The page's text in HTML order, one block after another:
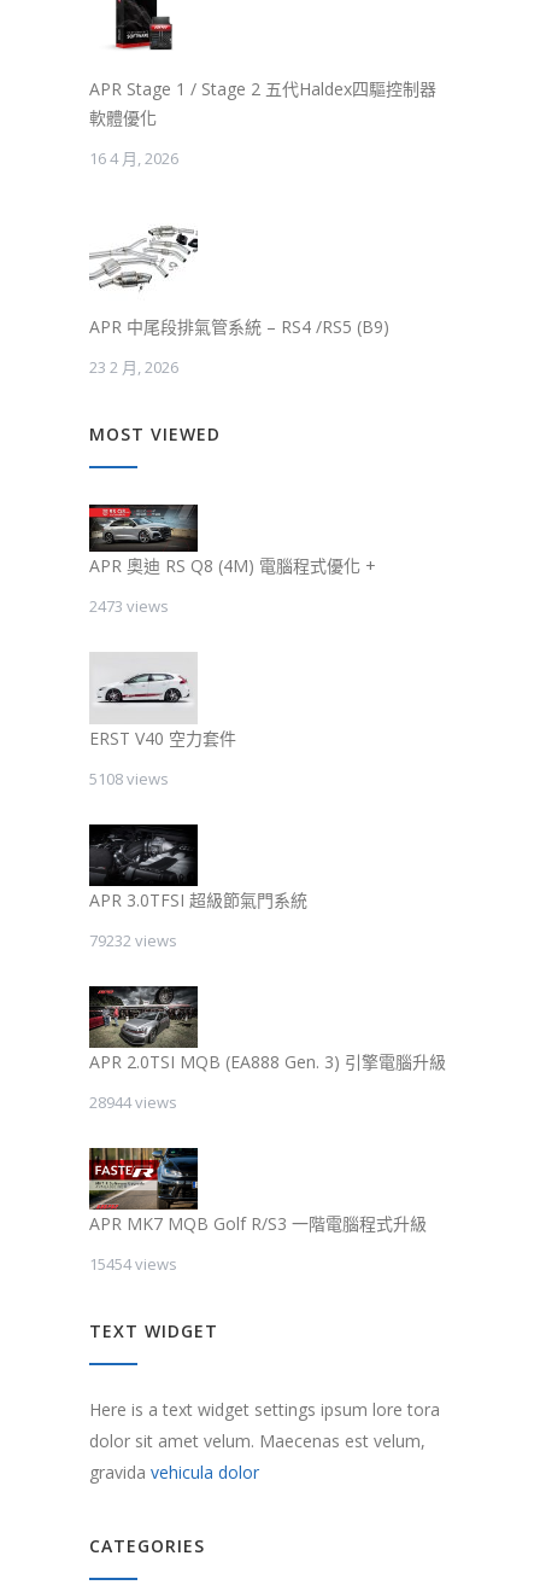
APR Stage 1 / Stage 2 五代Haldex四驅控制器
軟體優化
16 4 月, 2026
APR 中尾段排氣管系統 – RS4 /RS5 (B9)
23 2 月, 2026
MOST VIEWED
APR 奧迪 RS Q8 (4M) 電腦程式優化 +
2473 views
ERST V40 空力套件
5108 views
APR 3.0TFSI 超級節氣門系統
79232 views
APR 2.0TSI MQB (EA888 Gen. 3) 引擎電腦升級
28944 views
APR MK7 MQB Golf R/S3 一階電腦程式升級
15454 views
TEXT WIDGET
Here is a text widget settings ipsum lore tora
dolor sit amet velum. Maecenas est velum,
gravida vehicula dolor
CATEGORIES